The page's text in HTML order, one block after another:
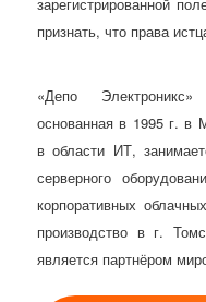
зарегистрированной
признать, что права
«Депо
основанная в 1995 г. в
в области ИТ,
серверного
корпоративных
производство в г.
является партнёром